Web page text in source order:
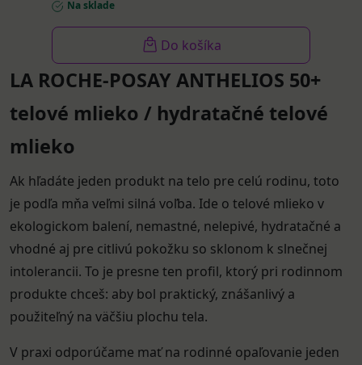
Na sklade
Do košíka
LA ROCHE-POSAY ANTHELIOS 50+
telové mlieko / hydratačné telové
mlieko
Ak hľadáte jeden produkt na telo pre celú rodinu, toto
je podľa mňa veľmi silná voľba. Ide o telové mlieko v
ekologickom balení, nemastné, nelepivé, hydratačné a
vhodné aj pre citlivú pokožku so sklonom k slnečnej
intolerancii. To je presne ten profil, ktorý pri rodinnom
produkte chceš: aby bol praktický, znášanlivý a
použiteľný na väčšiu plochu tela.
V praxi odporúčame mať na rodinné opaľovanie jeden